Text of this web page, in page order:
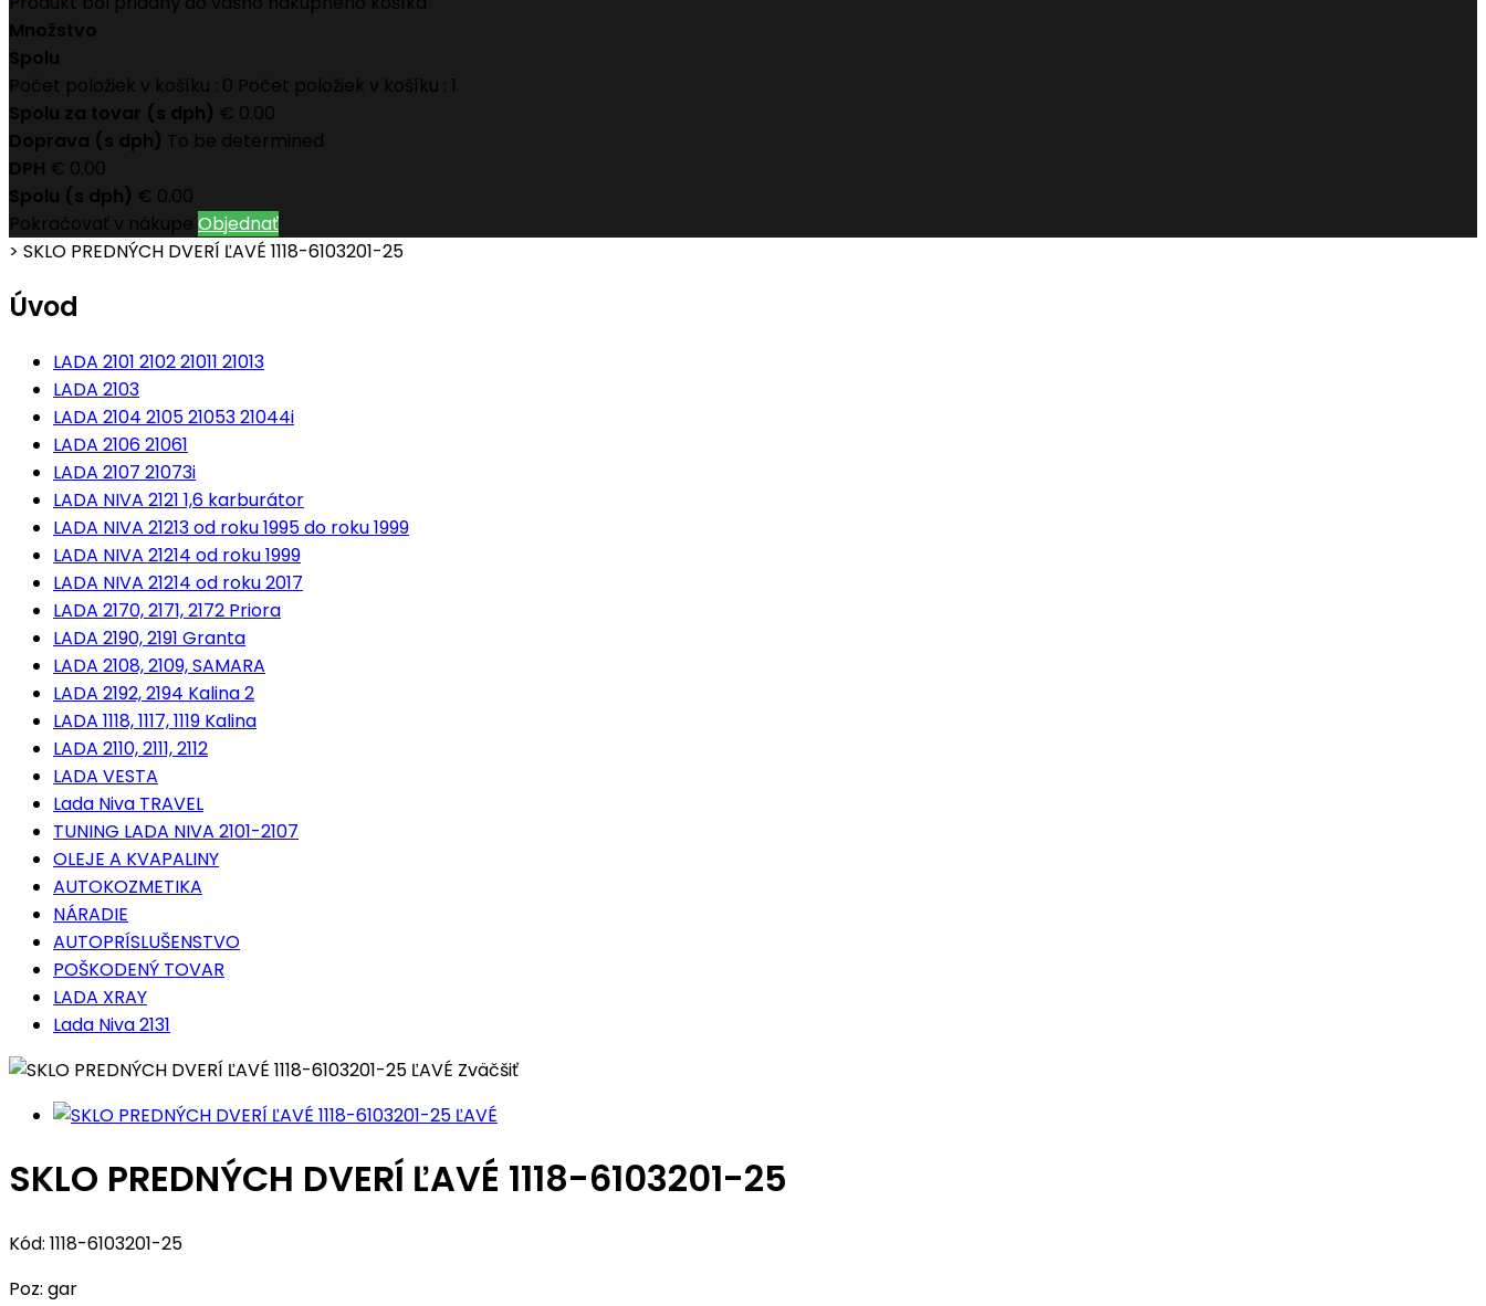
Množstvo
Spolu
Počet položiek v košíku : 0 Počet položiek v košíku : 1
Spolu za tovar (s dph) € 0.00
Doprava (s dph) To be determined
DPH € 0.00
Spolu (s dph) € 0.00
Pokračovať v nákupe Objednať
> SKLO PREDNÝCH DVERÍ ĽAVÉ 1118-6103201-25
Úvod
LADA 2101 2102 21011 21013
LADA 2103
LADA 2104 2105 21053 21044i
LADA 2106 21061
LADA 2107 21073i
LADA NIVA 2121 1,6 karburátor
LADA NIVA 21213 od roku 1995 do roku 1999
LADA NIVA 21214 od roku 1999
LADA NIVA 21214 od roku 2017
LADA 2170, 2171, 2172 Priora
LADA 2190, 2191 Granta
LADA 2108, 2109, SAMARA
LADA 2192, 2194 Kalina 2
LADA 1118, 1117, 1119 Kalina
LADA 2110, 2111, 2112
LADA VESTA
Lada Niva TRAVEL
TUNING LADA NIVA 2101-2107
OLEJE A KVAPALINY
AUTOKOZMETIKA
NÁRADIE
AUTOPRÍSLUŠENSTVO
POŠKODENÝ TOVAR
LADA XRAY
Lada Niva 2131
Zväčšiť
SKLO PREDNÝCH DVERÍ ĽAVÉ 1118-6103201-25
Kód: 1118-6103201-25
Poz: gar